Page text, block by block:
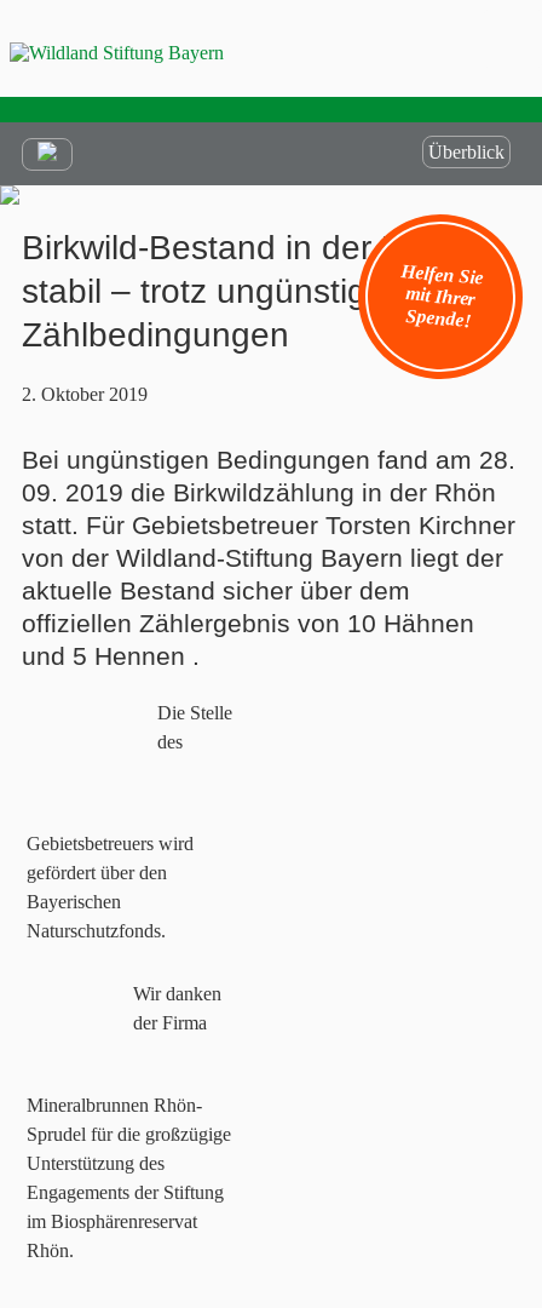
Helfen Sie
mit Ihrer
Spende!
Überblick
Birkwild-Bestand in der Rhön
stabil – trotz ungünstigen
Zählbedingungen
2. Oktober 2019
Bei ungünstigen Bedingungen fand am 28.
09. 2019 die Birkwildzählung in der Rhön
statt. Für Gebietsbetreuer Torsten Kirchner
von der Wildland-Stiftung Bayern liegt der
aktuelle Bestand sicher über dem
offiziellen Zählergebnis von 10 Hähnen
und 5 Hennen .
Die Stelle
des
Gebietsbetreuers wird
gefördert über den
Bayerischen
Naturschutzfonds.
Wir danken
der Firma
Mineralbrunnen Rhön-
Sprudel für die großzügige
Unterstützung des
Engagements der Stiftung
im Biosphärenreservat
Rhön.